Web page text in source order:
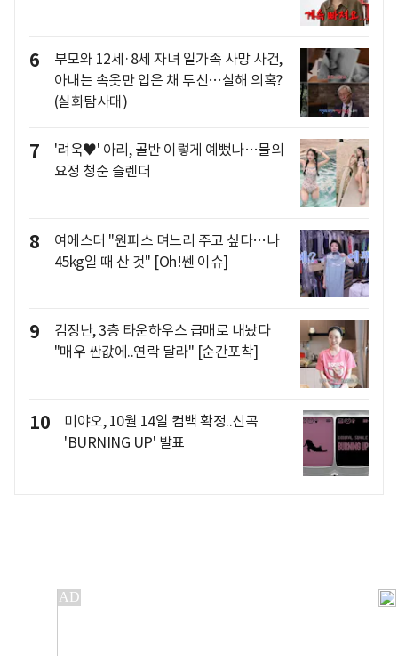
6
부모와 12세·8세 자녀 일가족 사망 사건,
아내는 속옷만 입은 채 투신…살해 의혹?
(실화탐사대)
7
'려욱♥' 아리, 골반 이렇게 예뻤나…물의
요정 청순 슬렌더
8
여에스더 "원피스 며느리 주고 싶다…나
45kg일 때 산 것" [Oh!쎈 이슈]
9
김정난, 3층 타운하우스 급매로 내놨다
"매우 싼값에..연락 달라" [순간포착]
10
미야오, 10월 14일 컴백 확정..신곡
'BURNING UP' 발표